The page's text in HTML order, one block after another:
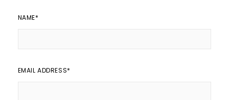
NAME*
EMAIL ADDRESS*